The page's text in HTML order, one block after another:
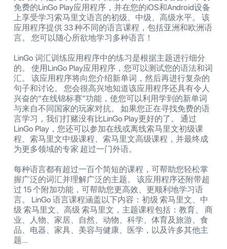
免费的LinGo Play应用程序，并在您的iOS和Android设备
上享受学习索马里文语言的初级、中级、高级水平。 该
应用程序提供 33 种不同的语言课程，包括亚洲和欧洲语
言。 您可以随心所欲地学习多种语言！
LinGo 词汇训练应用程序中的练习是根据主题进行细分
的。 使用LinGo Play应用程序，您可以测试您的语法和词
汇。 该应用程序将向您介绍新单词，然后再进行复杂的
句子和讨论。 您会很高兴地知道该应用程序还具有令人
兴奋的“在线锦标赛”功能，使您可以利用学到的新单词
与来自不同国家的玩家对抗。 如果您正在寻找免费的语
言学习，我们打赌没有比LinGo Play更好的了。 通过
LinGo Play，您还可以参加在线或离线索马里文初级课
程、索马里文中级课程、索马里文高级课程，并最终成
为更多领域的专家 超过一门外语。
每种语言都有超过一百个简短的课程，可帮助您轻松掌
握广泛的词汇并理解广泛的主题。 该应用程序还附带超
过 15 个附加功能，可帮助您更高效、更顺利地学习语
言。 LinGo 语言课程涵盖以下内容：初级 索马里文、中
级 索马里文、高级 索马里文，主题课程包括：教育、 商
业、人物、家居、自然、动物、科学、体育及旅游、食
品、电器、家具、美容与健康、医学，以及许多其他主
题...